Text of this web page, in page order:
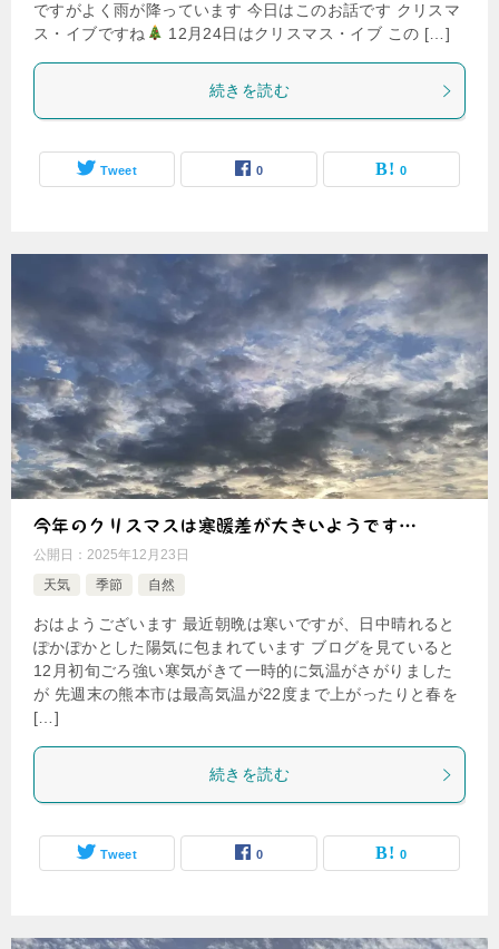
ですがよく雨が降っています 今日はこのお話です クリスマ
ス・イブですね
12月24日はクリスマス・イブ この […]
続きを読む
Tweet 0 0
今年のクリスマスは寒暖差が大きいようです…
公開日： 2025年12月23日
天気
季節 自然
おはようございます 最近朝晩は寒いですが、日中晴れると
ぽかぽかとした陽気に包まれています ブログを見ていると
12月初旬ごろ強い寒気がきて一時的に気温がさがりました
が 先週末の熊本市は最高気温が22度まで上がったりと春を
[…]
続きを読む
Tweet 0 0